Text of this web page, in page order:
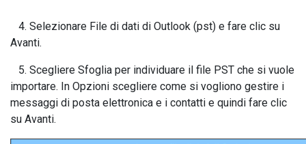
4. Selezionare File di dati di Outlook (pst) e fare clic su
Avanti.
5. Scegliere Sfoglia per individuare il file PST che si vuole
importare. In Opzioni scegliere come si vogliono gestire i
messaggi di posta elettronica e i contatti e quindi fare clic
su Avanti.